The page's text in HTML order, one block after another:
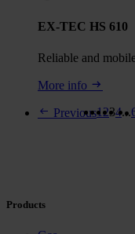
EX-TEC HS 610
Reliable and
More info
Previous1234...
Products